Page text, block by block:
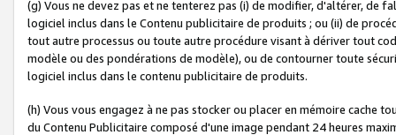
(g) Vous ne devez pas et ne tenterez pas (i) de modifier, d'altérer, de
logiciel inclus dans le Contenu publicitaire de produits ; ou (ii) de
tout autre processus ou toute autre procédure visant à dériver tout
modèle ou des pondérations de modèle), ou de contourner toute
logiciel inclus dans le contenu publicitaire de produits.
(h) Vous vous engagez à ne pas stocker ou placer en mémoire cache
du Contenu Publicitaire composé d'une image pendant 24 heures